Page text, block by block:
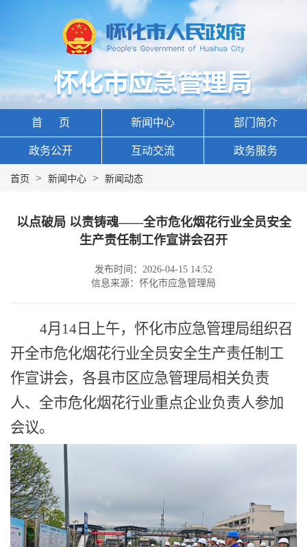
首 页 新闻中心 部门简介
政务公开 互动交流 政务服务
首页 > 新闻中心 > 新闻动态
以点破局 以责铸魂——全市危化烟花行业全员安全
生产责任制工作宣讲会召开
发布时间：2026-04-15 14:52
信息来源：怀化市应急管理局
4月 14日上午，怀化市应急管理局组织召
开全市危化烟花行业全员安全生产责任制工
作宣讲会，各县市区应急管理局相关负责
人、 全市危化烟花行业重点企业负责人参加
会议。